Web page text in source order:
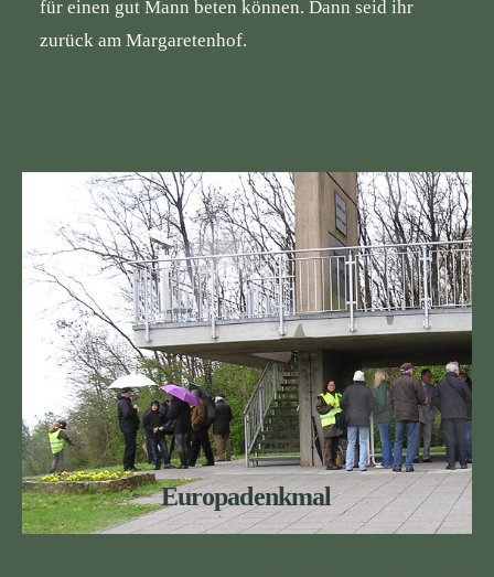
Europadenkmal
für einen gut Mann beten können. Dann seid ihr
zurück am Margaretenhof.